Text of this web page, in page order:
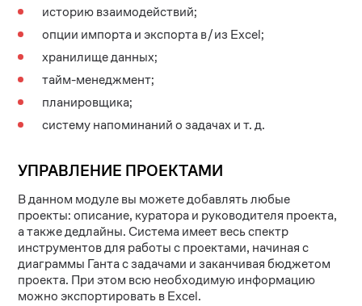
историю взаимодействий;
опции импорта и экспорта в/из Excel;
хранилище данных;
тайм-менеджмент;
планировщика;
систему напоминаний о задачах и т. д.
УПРАВЛЕНИЕ ПРОЕКТАМИ
В данном модуле вы можете добавлять любые
проекты: описание, куратора и руководителя проекта,
а также дедлайны. Система имеет весь спектр
инструментов для работы с проектами, начиная с
диаграммы Ганта с задачами и заканчивая бюджетом
проекта. При этом всю необходимую информацию
можно экспортировать в Excel.